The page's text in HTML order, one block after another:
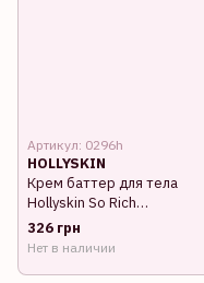
Артикул: 0296h
HOLLYSKIN
Крем баттер для тела
Hollyskin So Rich
парфюмированный 100 мл
0296h
326 грн
Нет в наличии